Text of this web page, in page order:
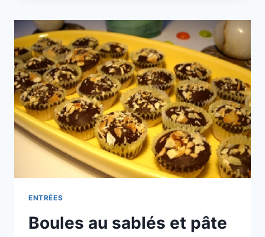
AMANDES
ENTRÉES
Boules au sablés et pâte